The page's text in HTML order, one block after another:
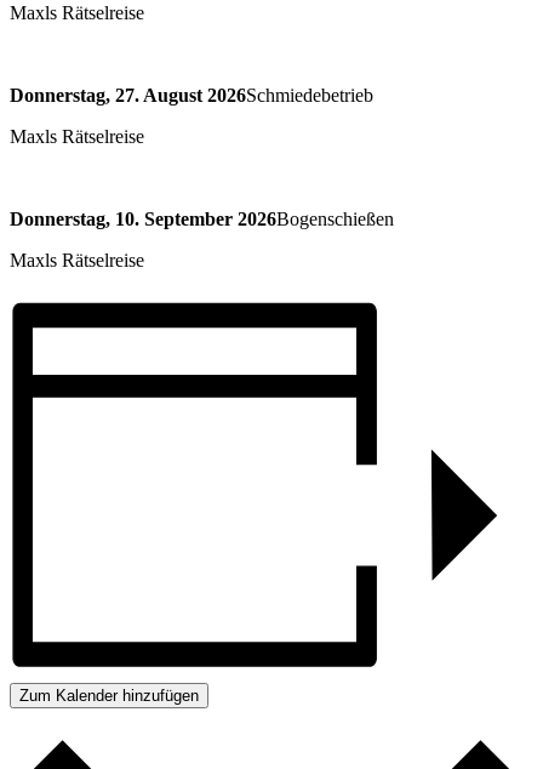
Maxls Rätselreise
Donnerstag, 27. August 2026Schmiedebetrieb
Maxls Rätselreise
Donnerstag, 10. September 2026Bogenschießen
Maxls Rätselreise
Zum Kalender hinzufügen